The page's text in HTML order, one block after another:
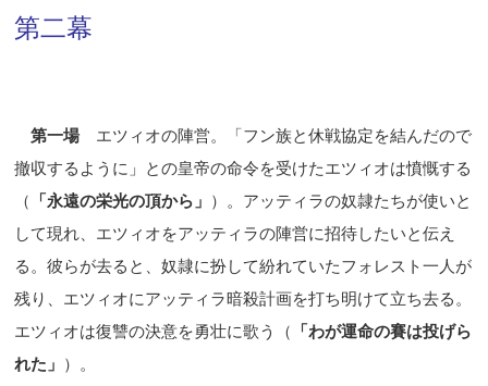
第二幕
第一場エツィオの陣営。「フン族と休戦協定を結んだので
撤収するように」との皇帝の命令を受けたエツィオは憤慨する
（
「永遠の栄光の頂から」 ）。アッティラの奴隷たちが使いと
して現れ、エツィオをアッティラの陣営に招待したいと伝え
る。彼らが去ると、奴隷に扮して紛れていたフォレスト一人が
残り、エツィオにアッティラ暗殺計画を打ち明けて立ち去る。
エツィオは復讐の決意を勇壮に歌う（
「わが運命の賽は投げら
れた」 ）。